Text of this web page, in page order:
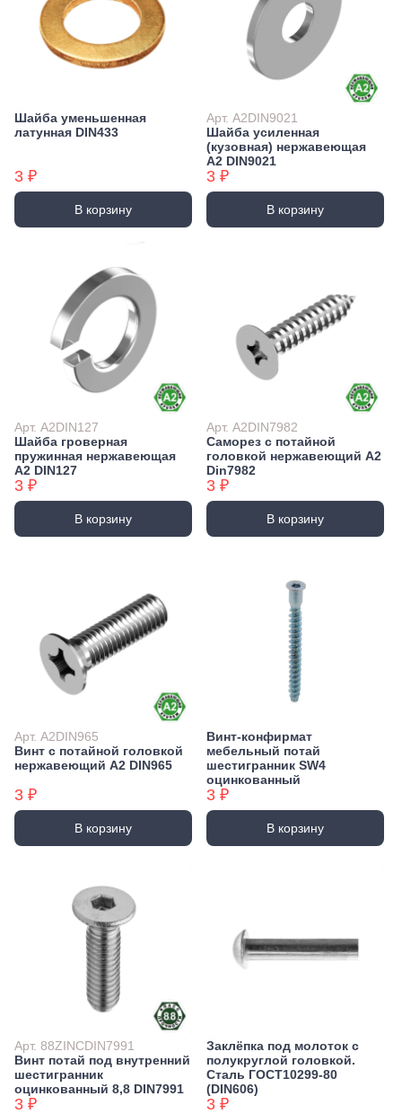
Шайба уменьшенная
латунная DIN433
3 ₽
В корзину
Арт. А2DIN9021
Шайба усиленная
(кузовная) нержавеющая
А2 DIN9021
3 ₽
В корзину
Арт. А2DIN127
Шайба гроверная
пружинная нержавеющая
А2 DIN127
3 ₽
В корзину
Арт. А2DIN7982
Саморез с потайной
головкой нержавеющий А2
Din7982
3 ₽
В корзину
Арт. А2DIN965
Винт с потайной головкой
нержавеющий А2 DIN965
3 ₽
В корзину
Винт-конфирмат
мебельный потай
шестигранник SW4
оцинкованный
3 ₽
В корзину
Арт. 88ZINCDIN7991
Винт потай под внутренний
шестигранник
оцинкованный 8,8 DIN7991
3 ₽
Заклёпка под молоток с
полукруглой головкой.
Сталь ГОСТ10299-80
(DIN606)
3 ₽